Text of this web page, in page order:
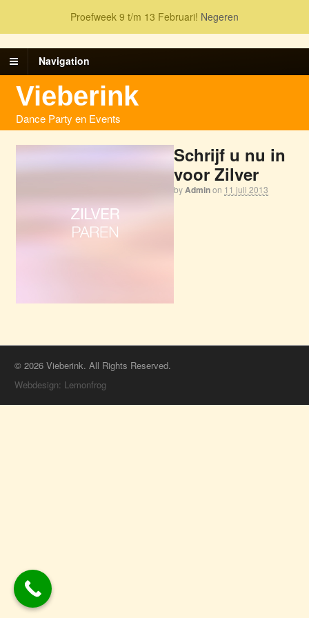
Navigation
Vieberink
Dance Party en Events
Schrijf u nu in
voor Zilver
byAdminon 11 juli 2013
© 2026 Vieberink. All Rights Reserved.
Webdesign: Lemonfrog
Proefweek 9 t/m 13 Februari! Negeren